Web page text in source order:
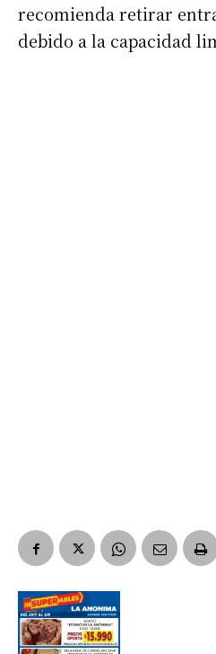
Suscribirme gratis
Dirección de correo electrónico
recomienda retirar
debido a la capacidad